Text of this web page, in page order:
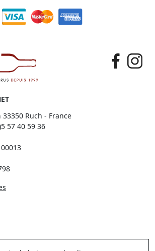
Ruch - France
57 40 59 36